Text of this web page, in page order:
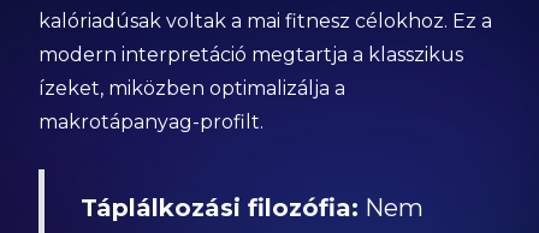
kalóriadúsak voltak a mai fitnesz célokhoz. Ez a
modern interpretáció megtartja a klasszikus
ízeket, miközben optimalizálja a
makrotápanyag-profilt.
Táplálkozási filozófia: Nem